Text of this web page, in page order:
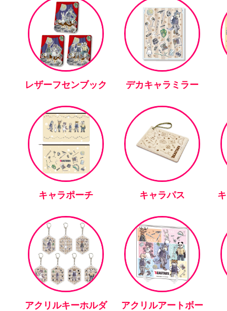
レザーフセンブック デカキャラミラー
キャラポーチ キャラパス
アクリルキーホルダ
アクリルアートボー